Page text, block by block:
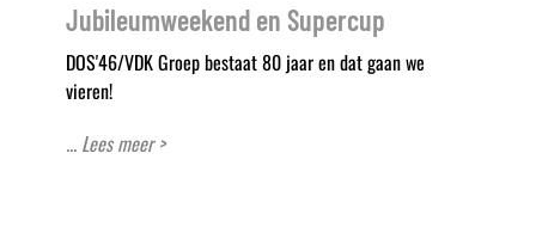
Jubileumweekend en Supercup
DOS'46/VDK Groep bestaat 80 jaar en dat gaan we
vieren!
... Lees meer >